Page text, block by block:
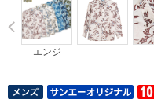
エンジ